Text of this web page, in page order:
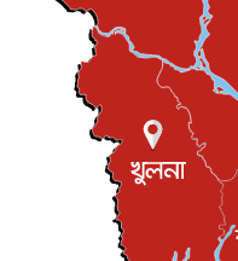
ইউকে কমিউনিটি
প্রধানমন্ত্রীকে
জাতীয়
জুলাই গণ-
জাতীয়
জনগণ